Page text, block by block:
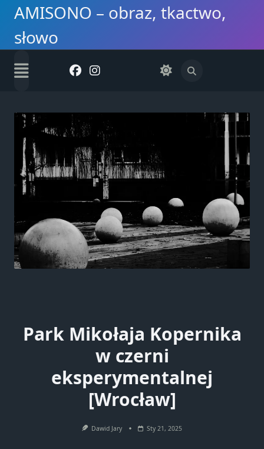
Skip
content
AMISONO – obraz, tkactwo,
słowo
Park Mikołaja Kopernika
w czerni
eksperymentalnej
[Wrocław]
Dawid Jary Sty 21, 2025